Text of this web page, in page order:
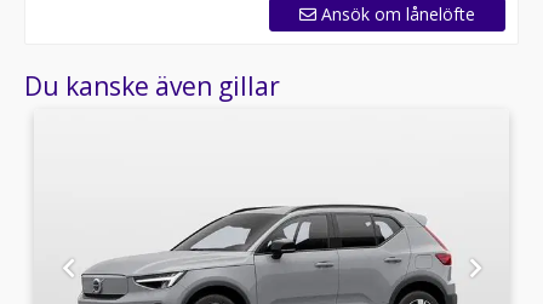
Ansök om lånelöfte
Du kanske även gillar